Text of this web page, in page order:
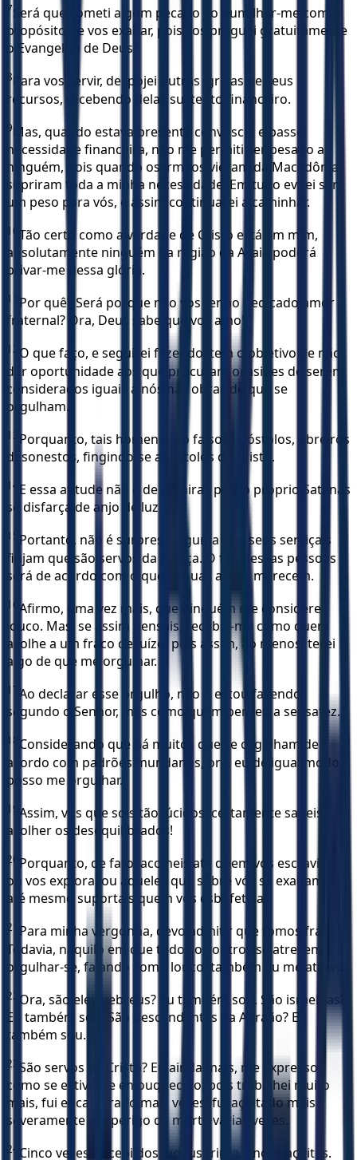
7Será que cometi algum pecado ao humilhar-me com o
propósito de vos exaltar, pois vos preguei gratuitamente
o Evangelho de Deus?
8
Para vos servir, despojei outras igrejas de seus
recursos, recebendo delas sustento financeiro.
9
Mas, quando estava presente convosco, e passei
necessidade financeira, não me permiti ser pesado a
ninguém, pois quando os irmãos vieram da Macedônia,
supriram toda a minha necessidade. Em tudo evitei ser
um peso para vós, e assim continuarei a caminhar.
10 Tão certo como a verdade de Cristo está em mim,
absolutamente ninguém na região da Acaia poderá
privar-me dessa glória.
11
Por quê? Será porque não vos tenho dedicado amor
fraternal? Ora, Deus sabe que vos amo!
12 O que faço, e seguirei fazendo, tem o objetivo de não
dar oportunidade aos que procuram ocasiões de serem
considerados iguais a nós nas obras de que se
orgulham.
13 Porquanto, tais homens são falsos apóstolos, obreiros
desonestos, fingindo-se apóstolos de Cristo.
14 E essa atitude não é de admirar, pois o próprio Satanás
se disfarça de anjo de luz.
15 Portanto, não é surpresa alguma que seus serviçais
finjam que são servos da justiça. O fim dessas pessoas
será de acordo com o que as suas ações merecem.
16 Afirmo, uma vez mais, que ninguém me considere
louco. Mas, se assim pensais, recebei-me como quem
acolhe a um fraco de juízo, pois assim, ao menos, terei
algo de que me orgulhar.
17 Ao declarar esse orgulho, não o estou fazendo
segundo o Senhor, mas como quem perdeu a sensatez.
18 Considerando que há muitos que se orgulham de
acordo com padrões mundanos, ora, eu de igual modo
posso me orgulhar.
19 Assim, vós que sois tão lúcidos, certamente sabeis
acolher os desequilibrados!
20 Porquanto, de fato, acolheis até quem vos escraviza
ou vos explora, ou aqueles que sobre vós se exaltam, e
até mesmo suportais quem vos esbofeteia.
21
Para minha vergonha, devo admitir que fomos fracos.
Todavia, naquilo em que todos os outros se atrevem a
orgulhar-se, falando como louco, também eu me atrevo.
22 Ora, são eles hebreus? Eu também sou. São israelitas?
Eu também sou. São descendentes da Abraão? Eu
também sou.
23 São servos de Cristo? Eu ainda mais, me expresso
como se estivesse enlouquecido, pois trabalhei muito
mais, fui encarcerado mais vezes, fui açoitado mais
severamente em perigo de morte várias vezes.
24 Cinco vezes, recebi dos judeus trinta e nove açoites.